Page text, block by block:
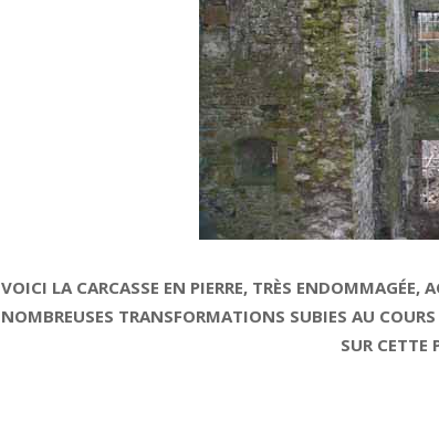
VOICI LA CARCASSE EN PIERRE, TRÈS ENDOMMAGÉE,
NOMBREUSES TRANSFORMATIONS SUBIES AU
SUR CETTE